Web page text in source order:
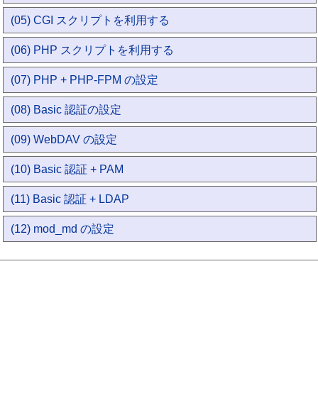
(05) CGI スクリプトを利用する
(06) PHP スクリプトを利用する
(07) PHP + PHP-FPM の設定
(08) Basic 認証の設定
(09) WebDAV の設定
(10) Basic 認証 + PAM
(11) Basic 認証 + LDAP
(12) mod_md の設定